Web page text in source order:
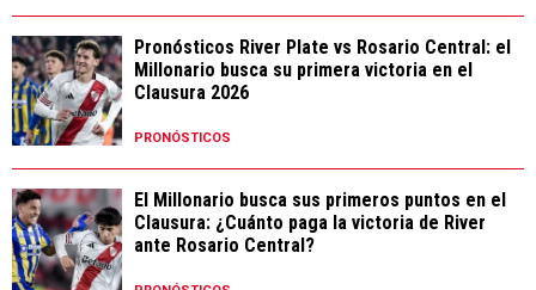
Pronósticos River Plate vs Rosario Central: el
Millonario busca su primera victoria en el
Clausura 2026
PRONÓSTICOS
El Millonario busca sus primeros puntos en el
Clausura: ¿Cuánto paga la victoria de River
ante Rosario Central?